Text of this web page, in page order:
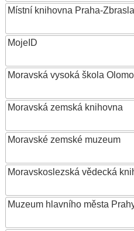
Místní knihovna Praha-
MojeID
Moravská vysoká škola
Moravská zemská knihovna
Moravské zemské muzeum
Moravskoslezská vědecká
Muzeum hlavního města